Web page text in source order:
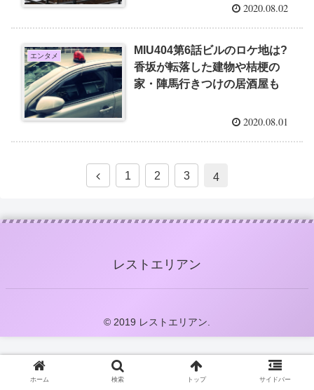
2020.08.02
エンタメ
MIU404第6話ビルのロケ地は?
香坂が転落した建物や桔梗の
家・陣馬行きつけの居酒屋も
2020.08.01
1 2 3 4
レストエリアン
© 2019 レストエリアン.
ホーム 検索 トップ サイドバー